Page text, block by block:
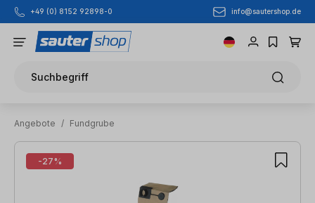
Zum Hauptinhalt springen
+49 (0) 8152 92898-0 info@sautershop.de
Suchbegriff
Angebote / Fundgrube
155 Artikel gefunden
-27%